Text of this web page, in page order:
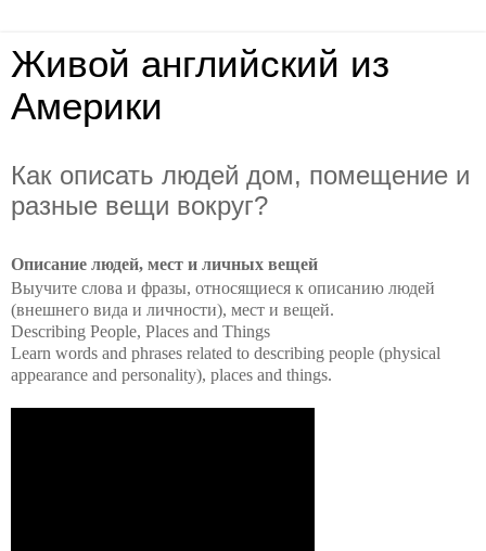
Живой английский из
Америки
Как описать людей дом, помещение и
разные вещи вокруг?
Описание людей, мест и личных вещей
Выучите слова и фразы, относящиеся к описанию людей
(внешнего вида и личности), мест и вещей.
Describing People, Places and Things
Learn words and phrases related to describing people (physical
appearance and personality), places and things.